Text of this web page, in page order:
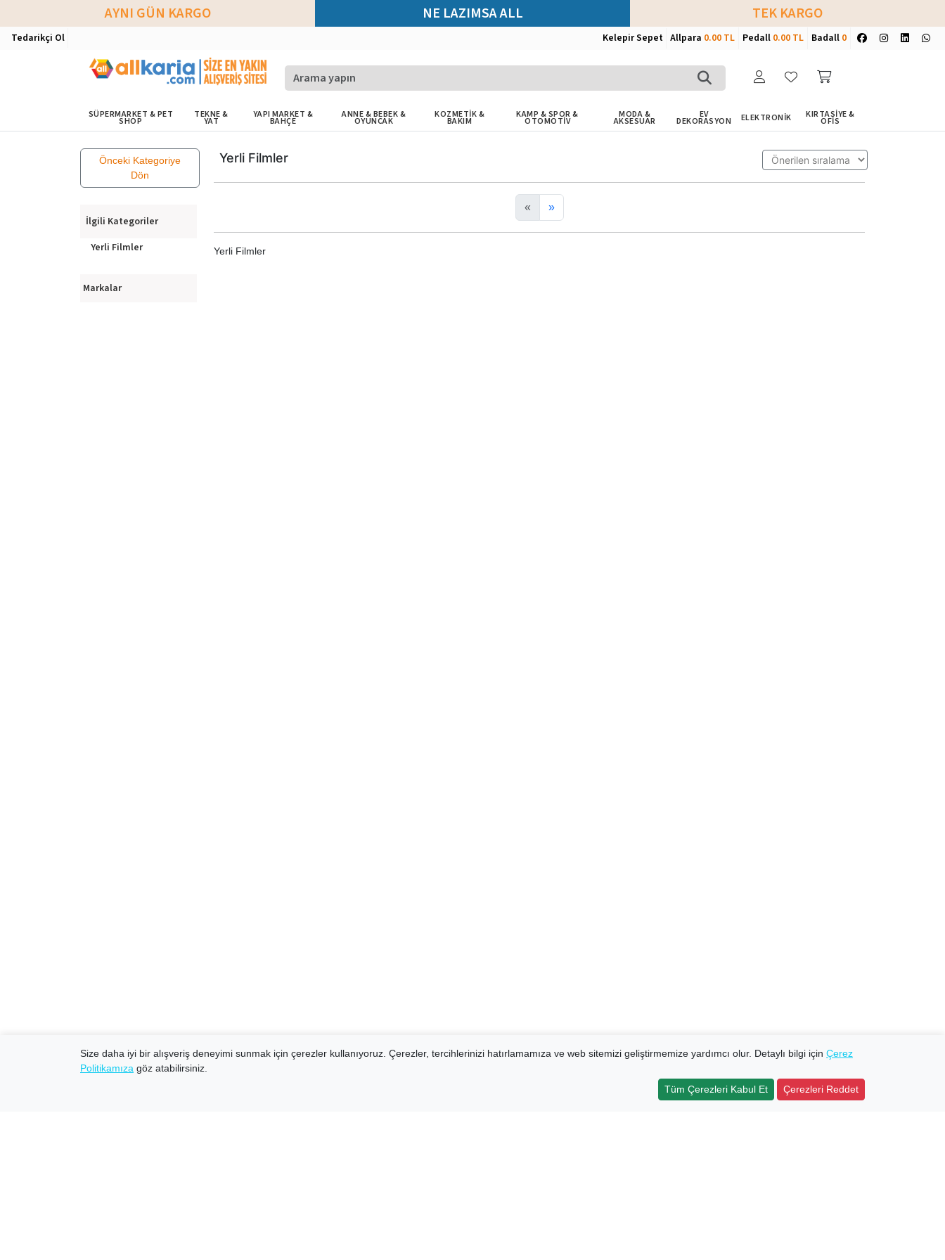
AYNI GÜN KARGO NE LAZIMSA ALL TEK KARGO
Tedarikçi Ol Kelepir Sepet Allpara 0.00 TL Pedall 0.00 TL Badall 0
SÜPERMARKET & PET
SHOP
TEKNE &
YAT
YAPI MARKET &
BAHÇE
ANNE & BEBEK &
OYUNCAK
KOZMETİK &
BAKIM
KAMP & SPOR &
OTOMOTİV
MODA &
AKSESUAR
EV
DEKORASYON ELEKTRONİK KIRTASİYE &
OFİS
Önceki Kategoriye
Dön
İlgili Kategoriler
Yerli Filmler
Markalar
Yerli Filmler
« »
Yerli Filmler
Size daha iyi bir alışveriş deneyimi sunmak için çerezler kullanıyoruz. Çerezler, tercihlerinizi hatırlamamıza ve web sitemizi geliştirmemize yardımcı olur. Detaylı bilgi için Çerez
Politikamıza göz atabilirsiniz.
Tüm Çerezleri Kabul Et
Çerezleri Reddet